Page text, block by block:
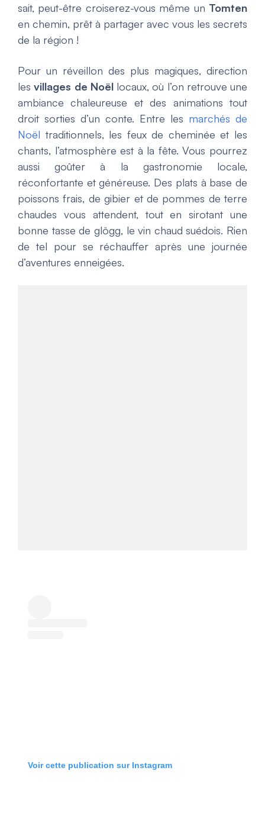
sait, peut-être croiserez-vous même un Tomten
en chemin, prêt à partager avec vous les secrets
de la région !
Pour un réveillon des plus magiques, direction
les villages de Noëllocaux, où l’on retrouve une
ambiance chaleureuse et des animations tout
droit sorties d’un conte. Entre les marchés de
Noël traditionnels, les feux de cheminée et les
chants, l’atmosphère est à la fête. Vous pourrez
aussi goûter à la gastronomie locale,
réconfortante et généreuse. Des plats à base de
poissons frais, de gibier et de pommes de terre
chaudes vous attendent, tout en sirotant une
bonne tasse de glögg, le vin chaud suédois. Rien
de tel pour se réchauffer après une journée
d’aventures enneigées.
Voir cette publication sur Instagram